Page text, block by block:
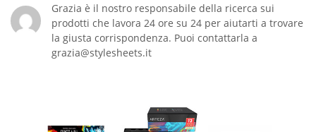
Grazia è il nostro responsabile della ricerca sui
prodotti che lavora 24 ore su 24 per aiutarti a trovare
la giusta corrispondenza. Puoi contattarla a
grazia@stylesheets.it